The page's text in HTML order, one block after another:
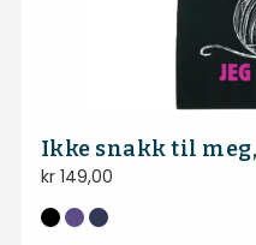
kr149,00